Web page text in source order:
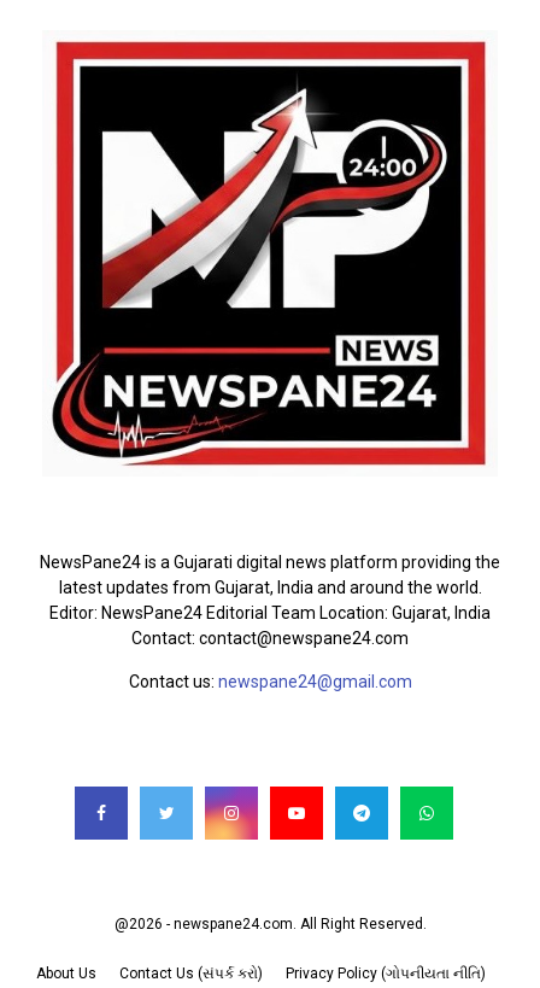
NewsPane24 is a Gujarati digital news platform providing the
latest updates from Gujarat, India and around the world.
Editor: NewsPane24 Editorial Team Location: Gujarat, India
Contact: contact@newspane24.com
Contact us: newspane24@gmail.com
@2026 - newspane24.com. All Right Reserved.
About Us Contact Us (સંપર્ક કરો)
Privacy Policy (ગોપનીયતા નીતિ)